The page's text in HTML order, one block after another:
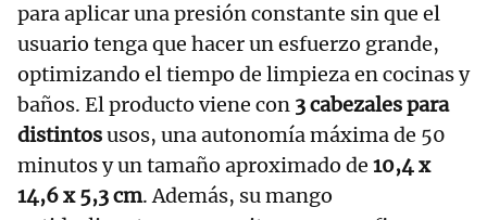
para aplicar una presión constante sin que el
usuario tenga que hacer un esfuerzo grande,
optimizando el tiempo de limpieza en cocinas y
baños. El producto viene con 3 cabezales para
distintosusos, una autonomía máxima de 50
minutos y un tamaño aproximado de 10,4 x
14,6 x 5,3 cm. Además, su mango